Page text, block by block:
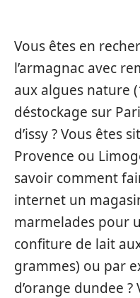
Vous êtes en
l’armagnac avec
aux algues nature
déstockage sur
d’issy ? Vous êtes
Provence ou
savoir comment
internet un
marmelades pour
confiture de lait
grammes) ou par
d’orange dundee ?